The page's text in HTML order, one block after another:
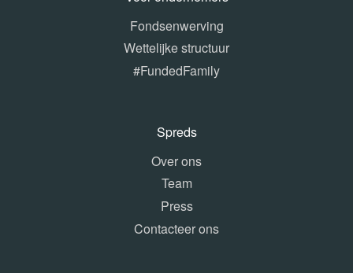
Fondsenwerving
Wettelijke structuur
#FundedFamily
Spreds
Over ons
Team
Press
Contacteer ons